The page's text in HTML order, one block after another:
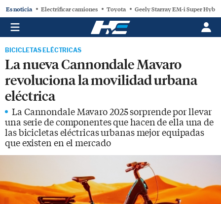
Es noticia Electrificar camiones Toyota Geely Starray EM-i Super
BICICLETAS ELÉCTRICAS
La nueva Cannondale Mavaro
revoluciona la movilidad urbana
eléctrica
La Cannondale Mavaro 2025 sorprende por llevar
una serie de componentes que hacen de ella una de
las bicicletas eléctricas urbanas mejor equipadas
que existen en el mercado